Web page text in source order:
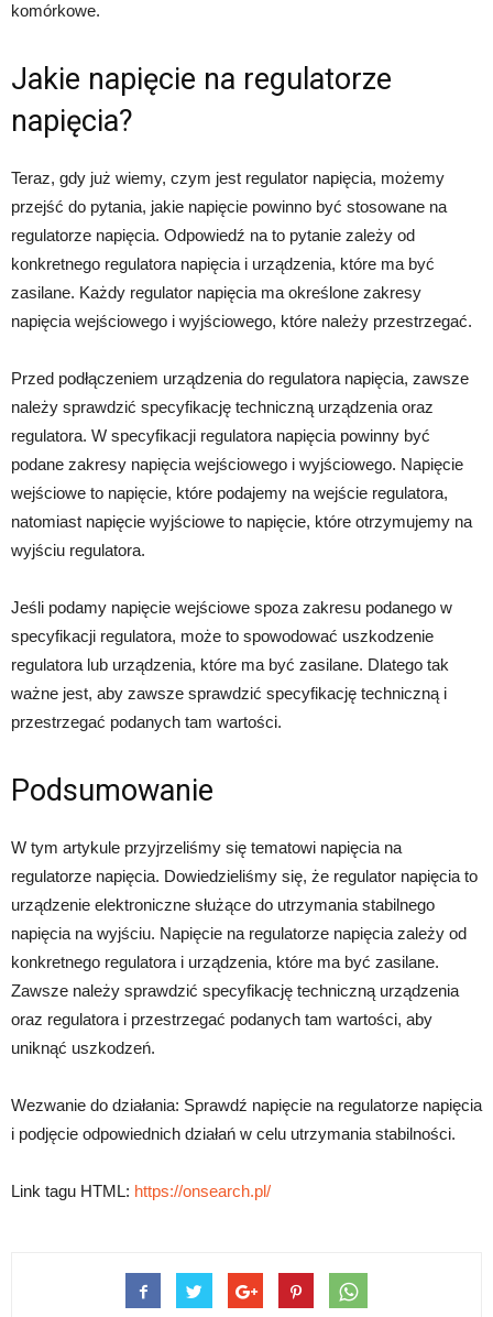
komórkowe.
Jakie napięcie na regulatorze
napięcia?
Teraz, gdy już wiemy, czym jest regulator napięcia, możemy
przejść do pytania, jakie napięcie powinno być stosowane na
regulatorze napięcia. Odpowiedź na to pytanie zależy od
konkretnego regulatora napięcia i urządzenia, które ma być
zasilane. Każdy regulator napięcia ma określone zakresy
napięcia wejściowego i wyjściowego, które należy przestrzegać.
Przed podłączeniem urządzenia do regulatora napięcia, zawsze
należy sprawdzić specyfikację techniczną urządzenia oraz
regulatora. W specyfikacji regulatora napięcia powinny być
podane zakresy napięcia wejściowego i wyjściowego. Napięcie
wejściowe to napięcie, które podajemy na wejście regulatora,
natomiast napięcie wyjściowe to napięcie, które otrzymujemy na
wyjściu regulatora.
Jeśli podamy napięcie wejściowe spoza zakresu podanego w
specyfikacji regulatora, może to spowodować uszkodzenie
regulatora lub urządzenia, które ma być zasilane. Dlatego tak
ważne jest, aby zawsze sprawdzić specyfikację techniczną i
przestrzegać podanych tam wartości.
Podsumowanie
W tym artykule przyjrzeliśmy się tematowi napięcia na
regulatorze napięcia. Dowiedzieliśmy się, że regulator napięcia to
urządzenie elektroniczne służące do utrzymania stabilnego
napięcia na wyjściu. Napięcie na regulatorze napięcia zależy od
konkretnego regulatora i urządzenia, które ma być zasilane.
Zawsze należy sprawdzić specyfikację techniczną urządzenia
oraz regulatora i przestrzegać podanych tam wartości, aby
uniknąć uszkodzeń.
Wezwanie do działania: Sprawdź napięcie na regulatorze napięcia
i podjęcie odpowiednich działań w celu utrzymania stabilności.
Link tagu HTML: https://onsearch.pl/